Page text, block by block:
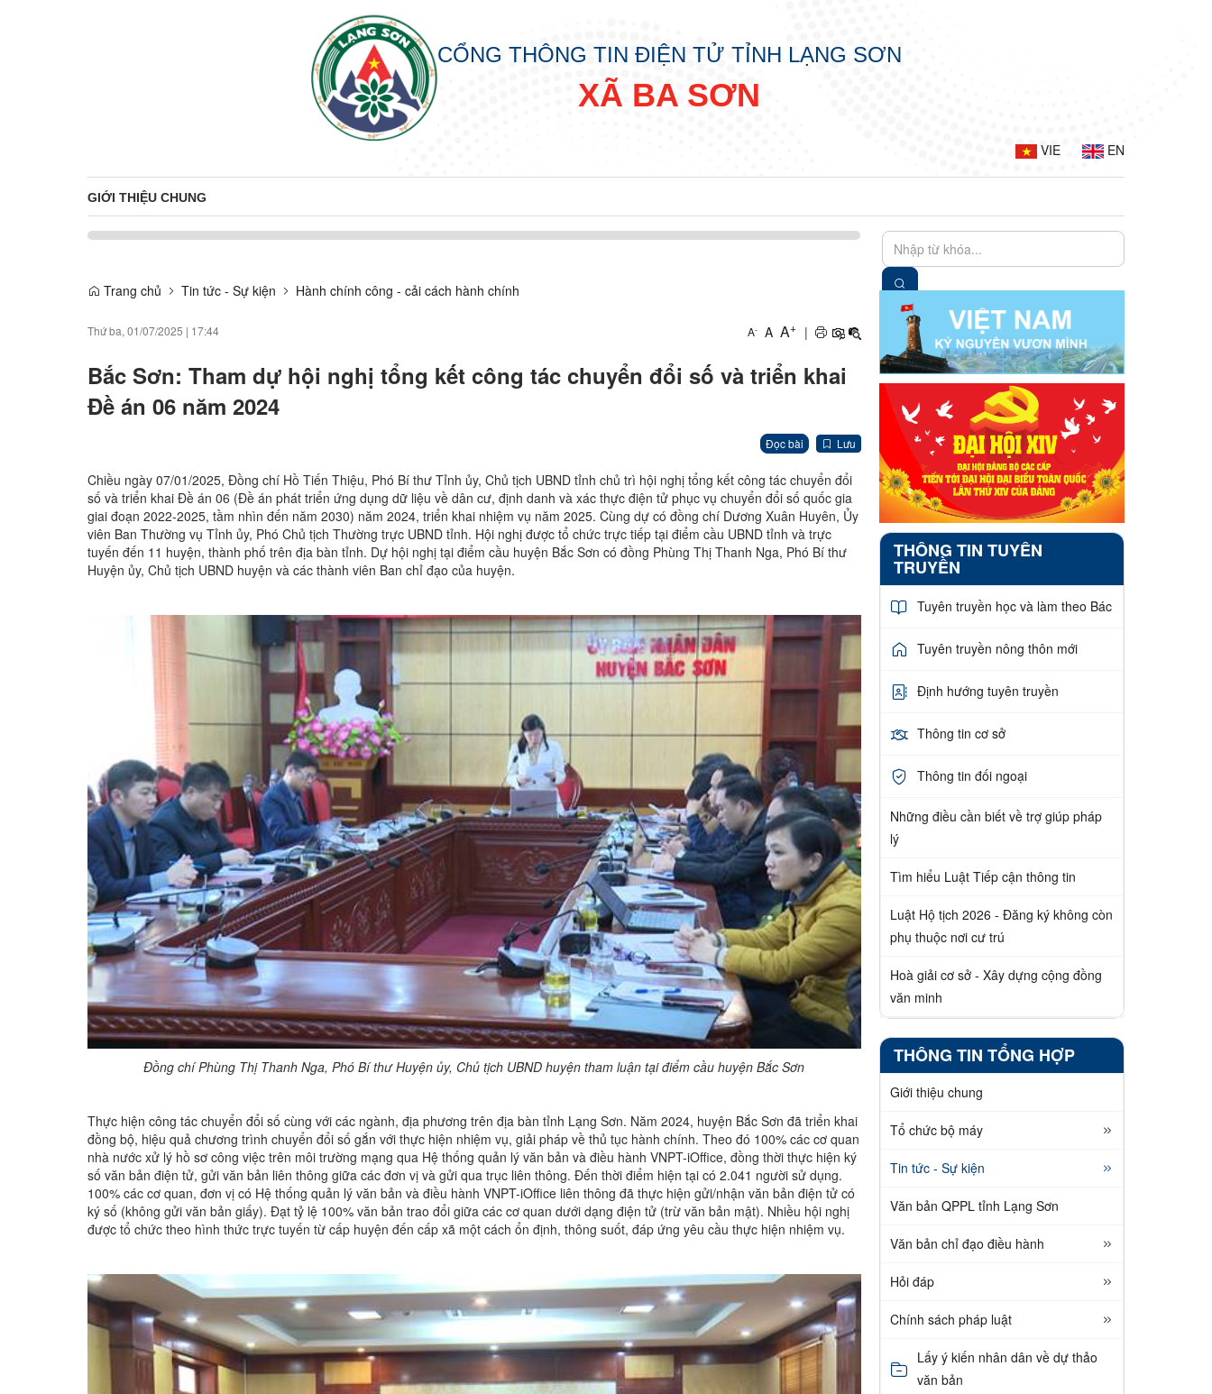
CỔNG THÔNG TIN ĐIỆN TỬ TỈNH LẠNG SƠN
XÃ BA SƠN
VIE EN
GIỚI THIỆU CHUNG
Trang chủ Tin tức - Sự kiện Hành chính công - cải cách hành chính
Thứ ba, 01/07/2025 | 17:44 A- A A+ |
Bắc Sơn: Tham dự hội nghị tổng kết công tác chuyển đổi số và triển khai
Đề án 06 năm 2024
Đọc bài Lưu
Chiều ngày 07/01/2025, Đồng chí Hồ Tiến Thiệu, Phó Bí thư Tỉnh ủy, Chủ tịch UBND tỉnh chủ trì hội nghị tổng kết công tác chuyển đổi
số và triển khai Đề án 06 (Đề án phát triển ứng dụng dữ liệu về dân cư, định danh và xác thực điện tử phục vụ chuyển đổi số quốc gia
giai đoạn 2022-2025, tầm nhìn đến năm 2030) năm 2024, triển khai nhiệm vụ năm 2025. Cùng dự có đồng chí Dương Xuân Huyên, Ủy
viên Ban Thường vụ Tỉnh ủy, Phó Chủ tịch Thường trực UBND tỉnh. Hội nghị được tổ chức trực tiếp tại điểm cầu UBND tỉnh và trực
tuyến đến 11 huyện, thành phố trên địa bàn tỉnh. Dự hội nghị tại điểm cầu huyện Bắc Sơn có đồng Phùng Thị Thanh Nga, Phó Bí thư
Huyện ủy, Chủ tịch UBND huyện và các thành viên Ban chỉ đạo của huyện.
Đồng chí Phùng Thị Thanh Nga, Phó Bí thư Huyện ủy, Chủ tịch UBND huyện tham luận tại điểm cầu huyện Bắc Sơn
Thực hiện công tác chuyển đổi số cùng với các ngành, địa phương trên địa bàn tỉnh Lạng Sơn. Năm 2024, huyện Bắc Sơn đã triển khai
đồng bộ, hiệu quả chương trình chuyển đổi số gắn với thực hiện nhiệm vụ, giải pháp về thủ tục hành chính. Theo đó 100% các cơ quan
nhà nước xử lý hồ sơ công việc trên môi trường mạng qua Hệ thống quản lý văn bản và điều hành VNPT-iOffice, đồng thời thực hiện ký
số văn bản điện tử, gửi văn bản liên thông giữa các đơn vị và gửi qua trục liên thông. Đến thời điểm hiện tại có 2.041 người sử dụng.
100% các cơ quan, đơn vị có Hệ thống quản lý văn bản và điều hành VNPT-iOffice liên thông đã thực hiện gửi/nhận văn bản điện tử có
ký số (không gửi văn bản giấy). Đạt tỷ lệ 100% văn bản trao đổi giữa các cơ quan dưới dạng điện tử (trừ văn bản mật). Nhiều hội nghị
được tổ chức theo hình thức trực tuyến từ cấp huyện đến cấp xã một cách ổn định, thông suốt, đáp ứng yêu cầu thực hiện nhiệm vụ.
THÔNG TIN TUYÊN
TRUYỀN
Tuyên truyền học và làm theo Bác
Tuyên truyền nông thôn mới
Định hướng tuyên truyền
Thông tin cơ sở
Thông tin đối ngoại
Những điều cần biết về trợ giúp pháp
lý
Tìm hiểu Luật Tiếp cận thông tin
Luật Hộ tịch 2026 - Đăng ký không còn
phụ thuộc nơi cư trú
Hoà giải cơ sở - Xây dựng cộng đồng
văn minh
THÔNG TIN TỔNG HỢP
Giới thiệu chung
Tổ chức bộ máy
Tin tức - Sự kiện
Văn bản QPPL tỉnh Lạng Sơn
Văn bản chỉ đạo điều hành
Hỏi đáp
Chính sách pháp luật
Lấy ý kiến nhân dân về dự thảo
văn bản